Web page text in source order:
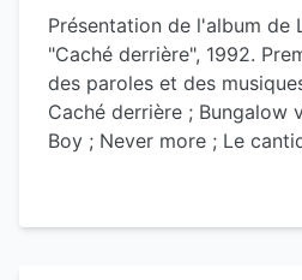
Présentation de l'album de
"Caché derrière", 1992.
des paroles et des
Caché derrière ; Bungalow
Boy ; Never more ; Le